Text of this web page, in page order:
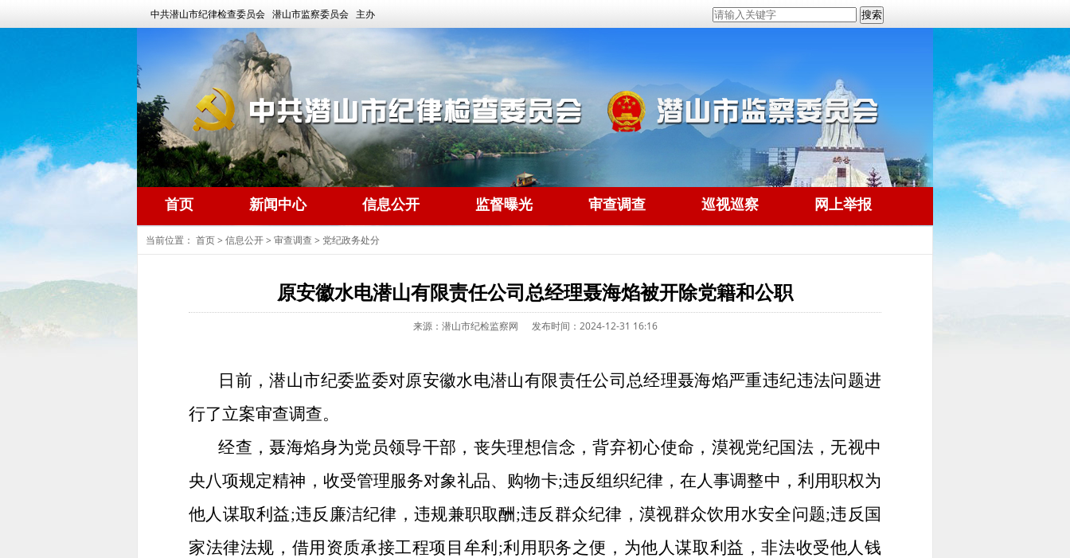
中共潜山市纪律检查委员会 潜山市监察委员会 主办
首页 新闻中心 信息公开 监督曝光 审查调查 巡视巡察 网上举报
当前位置： 首页> 信息公开> 审查调查 > 党纪政务处分
原安徽水电潜山有限责任公司总经理聂海焰被开除党籍和公职
来源：潜山市纪检监察网 发布时间：2024-12-31 16:16
日前，潜山市纪委监委对原安徽水电潜山有限责任公司总经理聂海焰严重违纪违法问题进
行了立案审查调查。
经查，聂海焰身为党员领导干部，丧失理想信念，背弃初心使命，漠视党纪国法，无视中
央八项规定精神，收受管理服务对象礼品、购物卡;违反组织纪律，在人事调整中，利用职权为
他人谋取利益;违反廉洁纪律，违规兼职取酬;违反群众纪律，漠视群众饮用水安全问题;违反国
家法律法规，借用资质承接工程项目牟利;利用职务之便，为他人谋取利益，非法收受他人钱